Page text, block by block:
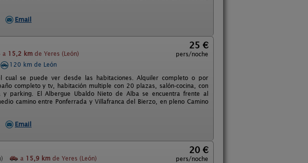
Email
a 15,2 km de Yeres (León)
25 €
pers/noche
120 km de León
cual se puede ver desde las habitaciones. Alquiler completo o por
completo y tv, habitación multiple con 20 plazas, salón-cocina, con
parking. El Albergue Ubaldo Nieto de Alba se encuentra frente al
camino entre Ponferrada y Villafranca del Bierzo, en pleno Camino
Email
a 15,9 km de Yeres (León)
20 €
pers/noche